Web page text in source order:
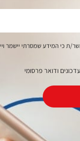
ת כי המידע שמסרתי יישמר
ודואר פרסומי